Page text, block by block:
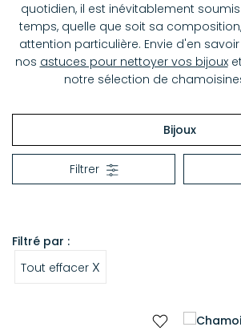
quotidien, il est inévitablement
temps, quelle que soit sa
attention particulière. Envie d'en
nos astuces pour nettoyer vos bijoux
notre sélection de
Bijoux
COLLIERS
BAGUES
BOUCLES D'OREILLES
MANCHETTES
Filtrer
Filtré par :
Tout effacer X